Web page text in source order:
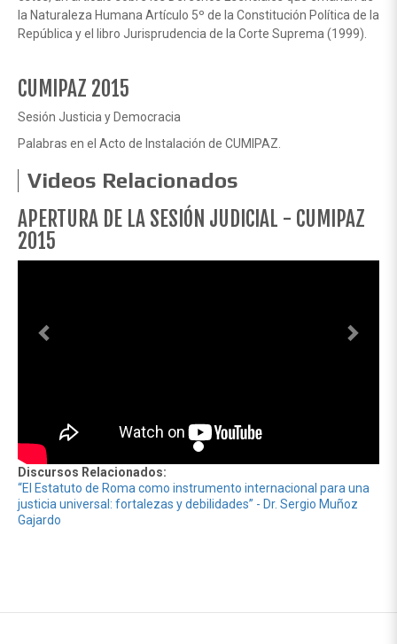
la Naturaleza Humana Artículo 5º de la Constitución Política de la
República y el libro Jurisprudencia de la Corte Suprema (1999).
CUMIPAZ 2015
Sesión Justicia y Democracia
Palabras en el Acto de Instalación de CUMIPAZ.
Videos Relacionados
APERTURA DE LA SESIÓN JUDICIAL - CUMIPAZ
2015
Anterior
Discursos Relacionados:
“El Estatuto de Roma como instrumento internacional para una
justicia universal: fortalezas y debilidades” - Dr. Sergio Muñoz
Gajardo